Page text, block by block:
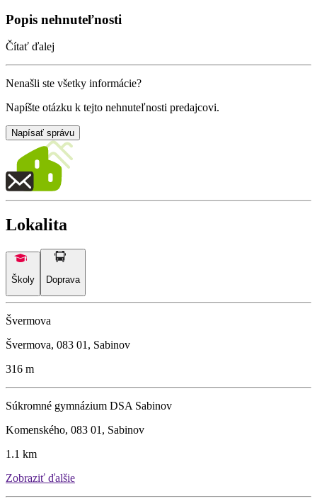
Popis nehnuteľnosti
Čítať ďalej
Nenašli ste všetky informácie?
Napíšte otázku k tejto nehnuteľnosti predajcovi.
Napísať správu
Lokalita
Školy Doprava
Švermova
Švermova, 083 01, Sabinov
316 m
Súkromné gymnázium DSA Sabinov
Komenského, 083 01, Sabinov
1.1 km
Zobraziť ďalšie